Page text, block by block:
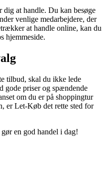
at handle. Du kan besøge
venlige medarbejdere, der
at handle online, kan du
hjemmeside.
tilbud, skal du ikke lede
priser og spændende
om du er på shoppingtur
er Let-Køb det rette sted for
en god handel i dag!